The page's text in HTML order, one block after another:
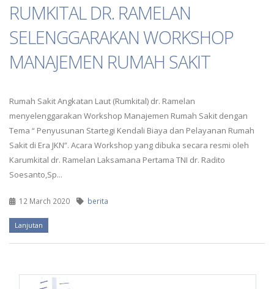
RUMKITAL DR. RAMELAN
SELENGGARAKAN WORKSHOP
MANAJEMEN RUMAH SAKIT
Rumah Sakit Angkatan Laut (Rumkital) dr. Ramelan
menyelenggarakan Workshop Manajemen Rumah Sakit dengan
Tema “ Penyusunan Startegi Kendali Biaya dan Pelayanan Rumah
Sakit di Era JKN”. Acara Workshop yang dibuka secara resmi oleh
Karumkital dr. Ramelan Laksamana Pertama TNI dr. Radito
Soesanto,Sp...
12 March 2020 berita
Lanjutan